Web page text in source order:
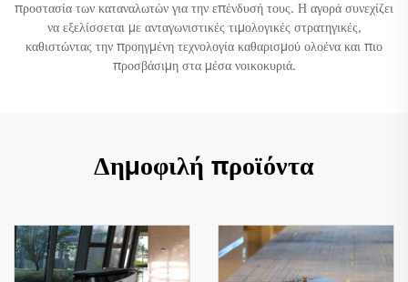
προστασία των καταναλωτών για την επένδυσή τους. Η αγορά συνεχίζει
να εξελίσσεται με ανταγωνιστικές τιμολογικές στρατηγικές,
καθιστώντας την προηγμένη τεχνολογία καθαρισμού ολοένα και πιο
προσβάσιμη στα μέσα νοικοκυριά.
Δημοφιλή προϊόντα